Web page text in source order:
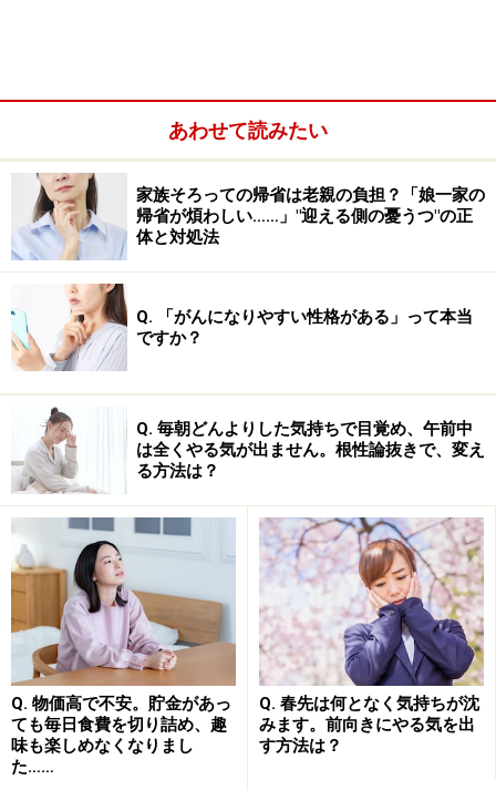
頭痛
以下で詳しく解説します。
自律神経の乱れによる風邪に似た症状と
は？
風邪は、かぜ症候群を引き起こすウイルス等の病原体が
体内に侵入することによって起こります。鼻やのどなど
の炎症や、病原体を攻撃するために体が発する熱などの
あわせて読みたい
家族そろっての帰省は老親の負担？「娘一家の
帰省が煩わしい……」"迎える側の憂うつ"の正
体と対処法
Q. 「がんになりやすい性格がある」って本当
ですか？
Q. 毎朝どんよりした気持ちで目覚め、午前中
は全くやる気が出ません。根性論抜きで、変え
る方法は？
Q. 物価高で不安。貯金があっ
ても毎日食費を切り詰め、趣
味も楽しめなくなりまし
た……
Q. 春先は何となく気持ちが沈
みます。前向きにやる気を出
す方法は？